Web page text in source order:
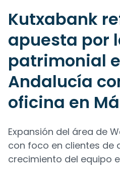
Kutxabank
apuesta por
patrimonial
Andalucía
oficina en
Expansión del área de
con foco en clientes de
crecimiento del equipo